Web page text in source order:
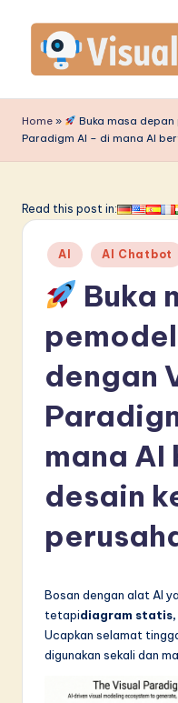
content
is
u
li
si
L
Home »
Buka masa
Paradigm AI – di mana AI
Read this post in:
Posted
in
AI AI Chatbot
Buka
dengan
mana AI
desain
Bosan dengan alat AI
tetapidiagram
Ucapkan selamat
digunakan sekali dan